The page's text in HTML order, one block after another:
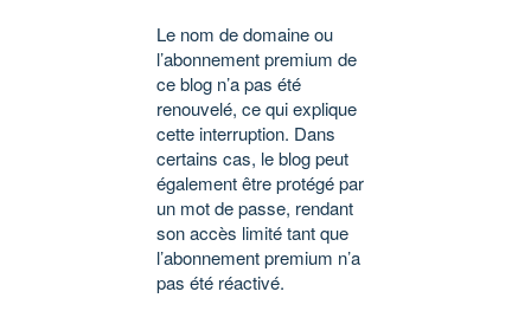
Le nom de domaine ou
l’abonnement premium de
ce blog n’a pas été
renouvelé, ce qui explique
cette interruption. Dans
certains cas, le blog peut
également être protégé par
un mot de passe, rendant
son accès limité tant que
l’abonnement premium n’a
pas été réactivé.